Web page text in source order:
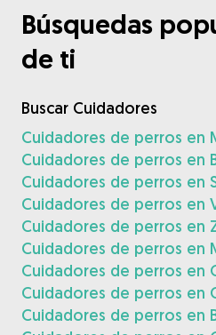
Búsquedas
de ti
Buscar Cuidadores
Cuidadores de perros en
Cuidadores de perros en
Cuidadores de perros en
Cuidadores de perros en
Cuidadores de perros en
Cuidadores de perros en
Cuidadores de perros en
Cuidadores de perros en
Cuidadores de perros en